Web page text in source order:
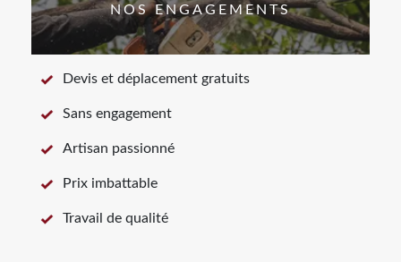
NOS ENGAGEMENTS
Devis et déplacement gratuits
Sans engagement
Artisan passionné
Prix imbattable
Travail de qualité